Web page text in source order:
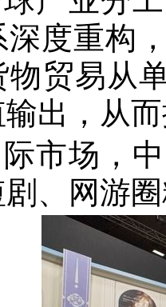
深度重构
物贸易从
出，从
市场，
剧、网游